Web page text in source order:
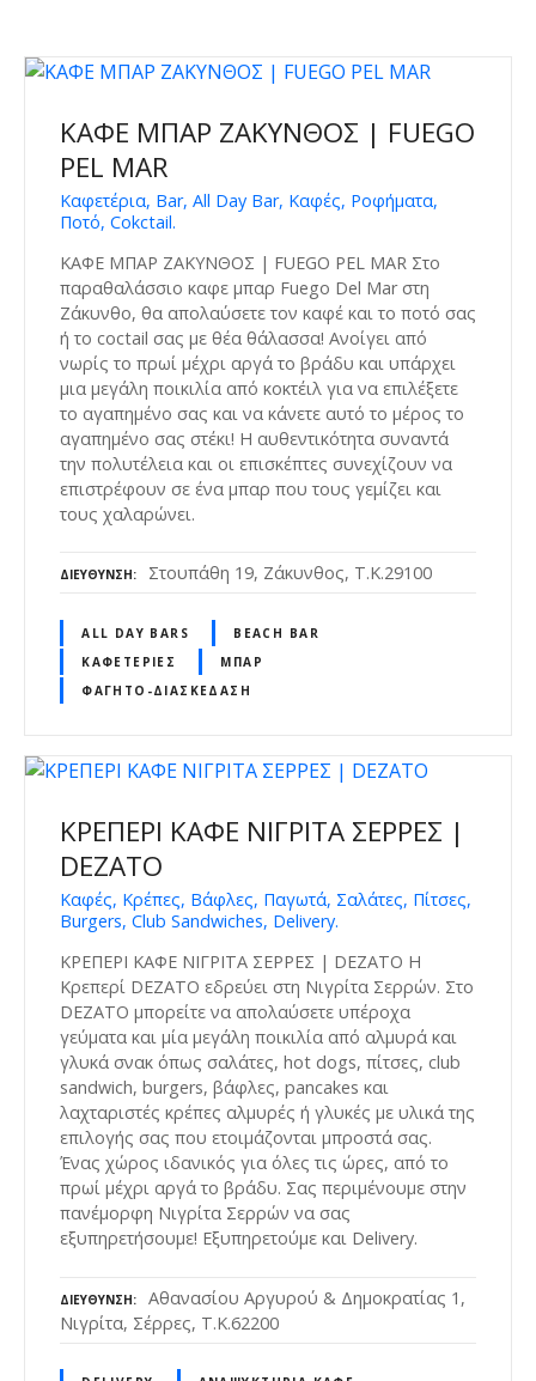
ΚΑΦΕ ΜΠΑΡ ΖΑΚΥΝΘΟΣ | FUEGO
PEL MAR
Καφετέρια, Bar, All Day Bar, Καφές, Ροφήματα,
Ποτό, Cokctail.
ΚΑΦΕ ΜΠΑΡ ΖΑΚΥΝΘΟΣ | FUEGO PEL MAR Στο
παραθαλάσσιο καφε μπαρ Fuego Del Mar στη
Ζάκυνθο, θα απολαύσετε τον καφέ και το ποτό σας
ή το coctail σας με θέα θάλασσα! Ανοίγει από
νωρίς το πρωί μέχρι αργά το βράδυ και υπάρχει
μια μεγάλη ποικιλία από κοκτέιλ για να επιλέξετε
το αγαπημένο σας και να κάνετε αυτό το μέρος το
αγαπημένο σας στέκι! Η αυθεντικότητα συναντά
την πολυτέλεια και οι επισκέπτες συνεχίζουν να
επιστρέφουν σε ένα μπαρ που τους γεμίζει και
τους χαλαρώνει.
ΔΙΕΎΘΥΝΣΗ Στουπάθη 19, Ζάκυνθος, Τ.Κ.29100
ALL DAY BARS
BEACH BAR
ΚΑΦΕΤΈΡΙΕΣ
ΜΠΑΡ
ΦΑΓΗΤΌ-ΔΙΑΣΚΈΔΑΣΗ
ΚΡΕΠΕΡΙ ΚΑΦΕ ΝΙΓΡΙΤΑ ΣΕΡΡΕΣ |
DEZATO
Καφές, Κρέπες, Βάφλες, Παγωτά, Σαλάτες, Πίτσες,
Burgers, Club Sandwiches, Delivery.
ΚΡΕΠΕΡΙ ΚΑΦΕ ΝΙΓΡΙΤΑ ΣΕΡΡΕΣ | DEZATO Η
Κρεπερί DEZATO εδρεύει στη Νιγρίτα Σερρών. Στο
DEZATO μπορείτε να απολαύσετε υπέροχα
γεύματα και μία μεγάλη ποικιλία από αλμυρά και
γλυκά σνακ όπως σαλάτες, hot dogs, πίτσες, club
sandwich, burgers, βάφλες, pancakes και
λαχταριστές κρέπες αλμυρές ή γλυκές με υλικά της
επιλογής σας που ετοιμάζονται μπροστά σας.
Ένας χώρος ιδανικός για όλες τις ώρες, από το
πρωί μέχρι αργά το βράδυ. Σας περιμένουμε στην
πανέμορφη Νιγρίτα Σερρών να σας
εξυπηρετήσουμε! Εξυπηρετούμε και Delivery.
ΔΙΕΎΘΥΝΣΗ
Αθανασίου Αργυρού & Δημοκρατίας 1,
Νιγρίτα, Σέρρες, Τ.Κ.62200